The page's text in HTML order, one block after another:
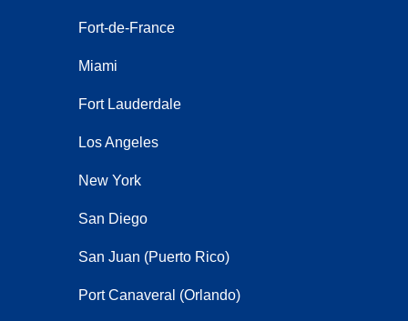
Fort-de-France
Miami
Fort Lauderdale
Los Angeles
New York
San Diego
San Juan (Puerto Rico)
Port Canaveral (Orlando)